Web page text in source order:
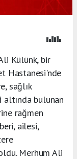
Külünk, bir
Hastanesi'nde
sağlık
bulunan
rağmen
ailesi,
Merhum Ali